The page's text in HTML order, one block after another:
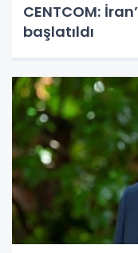
CENTCOM:
başlatıldı